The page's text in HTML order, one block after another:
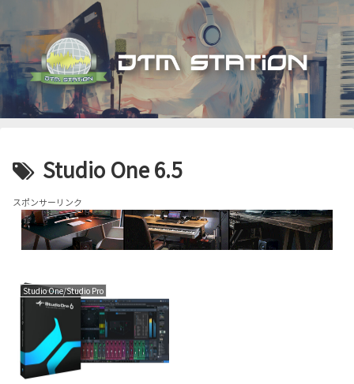
Studio One 6.5
スポンサーリンク
Studio One/Studio Pro